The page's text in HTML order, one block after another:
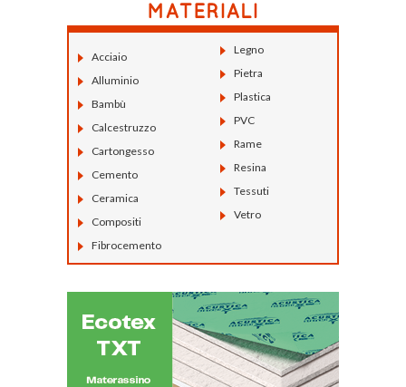
Acciaio
Alluminio
Bambù
Calcestruzzo
Cartongesso
Cemento
Ceramica
Compositi
Fibrocemento
Legno
Pietra
Plastica
PVC
Rame
Resina
Tessuti
Vetro